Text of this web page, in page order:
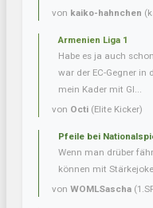
von kaiko-hahnchen
Armenien Liga 1
Habe es ja auch
war der EC-Gegner in
mein Kader mit Gl...
von Octi (Elite Kicker)
Pfeile bei
Wenn man drüber
können mit
von WOMLSascha